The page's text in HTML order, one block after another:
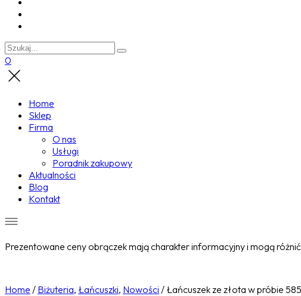
0
Home
Sklep
Firma
O nas
Usługi
Poradnik zakupowy
Aktualności
Blog
Kontakt
Prezentowane ceny obrączek mają charakter informacyjny i mogą
Home / Biżuteria, Łańcuszki, Nowości / Łańcuszek ze złota w próbie 585